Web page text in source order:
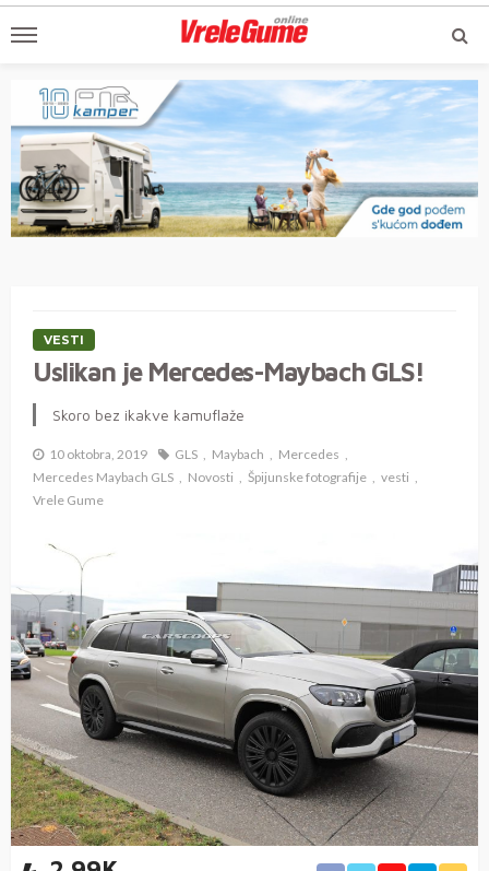
VESTI
Uslikan je Mercedes-Maybach GLS!
Skoro bez ikakve kamuflaže
10 oktobra, 2019 GLS Maybach
Mercedes
Mercedes Maybach GLS
Novosti Špijunske fotografije
vesti
Vrele Gume